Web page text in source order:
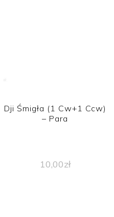
Dji Śmigła (1 Cw+1 Ccw)
– Para
10,00zł